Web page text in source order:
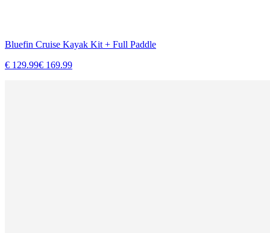
Bluefin Cruise Kayak Kit + Full Paddle
€ 129.99€ 169.99